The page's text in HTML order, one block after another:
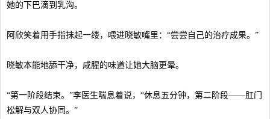
她的下巴滴到乳沟。
阿欣笑着用手指抹起一缕，喂进晓敏嘴里：“尝尝自己的治疗成果。”
晓敏本能地舔干净，咸腥的味道让她大脑更晕。
“第一阶段结束。”李医生喘息着说，“休息五分钟，第二阶段——肛门
松解与双人协同。”